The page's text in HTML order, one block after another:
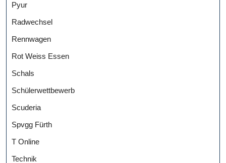
Pyur
Radwechsel
Rennwagen
Rot Weiss Essen
Schals
Schülerwettbewerb
Scuderia
Spvgg Fürth
T Online
Technik